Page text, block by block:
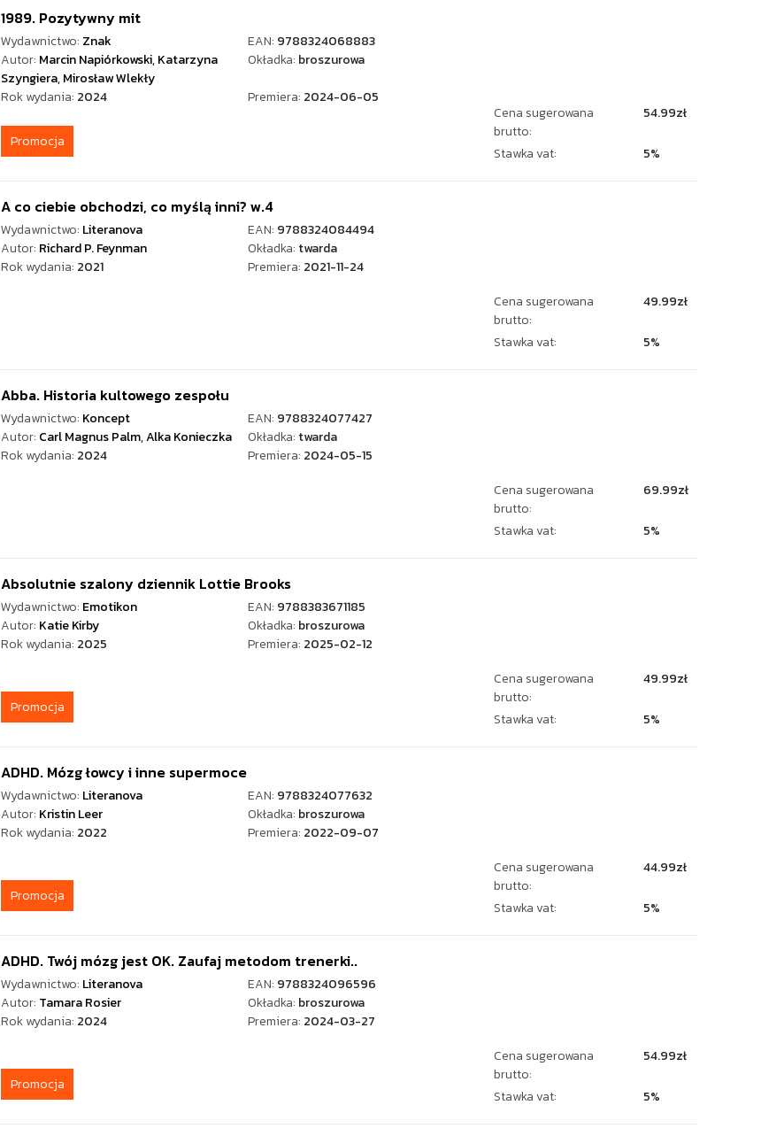
1989. Pozytywny mit
Wydawnictwo: Znak EAN: 9788324068883
Autor: Marcin Napiórkowski,Katarzyna
Szyngiera,Mirosław Wlekły
Okładka: broszurowa
Rok wydania: 2024 Premiera: 2024-06-05
Promocja
Cena sugerowana
brutto:
54.99zł
Stawka vat: 5%
A co ciebie obchodzi, co myślą inni? w.4
Wydawnictwo: Literanova EAN: 9788324084494
Autor: Richard P. Feynman Okładka: twarda
Rok wydania: 2021 Premiera: 2021-11-24
Cena sugerowana
brutto:
49.99zł
Stawka vat: 5%
Abba. Historia kultowego zespołu
Wydawnictwo: Koncept EAN: 9788324077427
Autor: Carl Magnus Palm,Alka Konieczka Okładka: twarda
Rok wydania: 2024 Premiera: 2024-05-15
Cena sugerowana
brutto:
69.99zł
Stawka vat: 5%
Absolutnie szalony dziennik Lottie Brooks
Wydawnictwo: Emotikon EAN: 9788383671185
Autor: Katie Kirby Okładka: broszurowa
Rok wydania: 2025 Premiera: 2025-02-12
Promocja
Cena sugerowana
brutto:
49.99zł
Stawka vat: 5%
ADHD. Mózg łowcy i inne supermoce
Wydawnictwo: Literanova EAN: 9788324077632
Autor: Kristin Leer Okładka: broszurowa
Rok wydania: 2022 Premiera: 2022-09-07
Promocja
Cena sugerowana
brutto:
44.99zł
Stawka vat: 5%
ADHD. Twój mózg jest OK. Zaufaj metodom trenerki..
Wydawnictwo: Literanova EAN: 9788324096596
Autor: Tamara Rosier Okładka: broszurowa
Rok wydania: 2024 Premiera: 2024-03-27
Promocja
Cena sugerowana
brutto:
54.99zł
Stawka vat: 5%